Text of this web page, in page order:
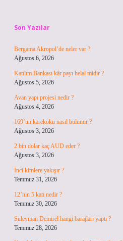
Son Yazılar
Bergama Akropol’de neler var ?
Ağustos 6, 2026
Katılım Bankası kâr payı helal midir ?
Ağustos 5, 2026
Avan yapı projesi nedir ?
Ağustos 4, 2026
169’un karekökü nasıl bulunur ?
Ağustos 3, 2026
2 bin dolar kaç AUD eder ?
Ağustos 3, 2026
İnci kimlere yakışır ?
Temmuz 31, 2026
12’nin 5 katı nedir ?
Temmuz 30, 2026
Süleyman Demirel hangi barajları yaptı ?
Temmuz 28, 2026